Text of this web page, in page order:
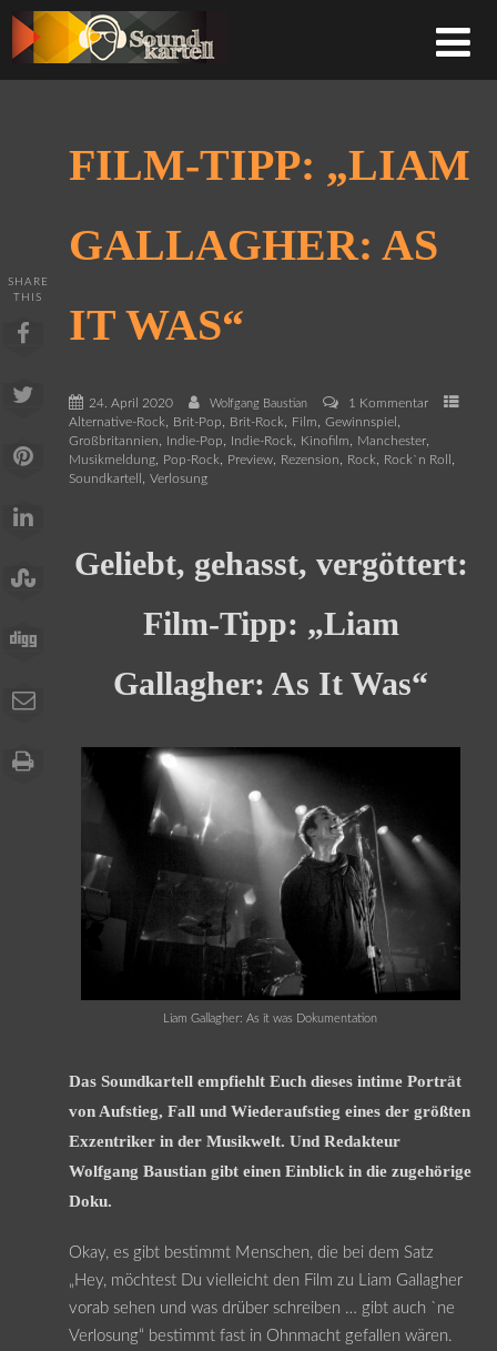
FILM-TIPP: „LIAM
GALLAGHER: AS
IT WAS“
24. April 2020 Wolfgang Baustian
1 Kommentar
Alternative-Rock, Brit-Pop, Brit-Rock, Film, Gewinnspiel ,
Großbritannien, Indie-Pop, Indie-Rock, Kinofilm, Manchester,
Musikmeldung, Pop-Rock, Preview, Rezension, Rock, Rock`n Roll ,
Soundkartell , Verlosung
SHARE
THIS
Geliebt, gehasst, vergöttert:
Film-Tipp: „Liam
Gallagher: As It Was“
Liam Gallagher: As it was Dokumentation
Das Soundkartell empfiehlt Euch dieses intime Porträt
von Aufstieg, Fall und Wiederaufstieg eines der größten
Exzentriker in der Musikwelt. Und Redakteur
Wolfgang Baustian gibt einen Einblick in die zugehörige
Doku.
Okay, es gibt bestimmt Menschen, die bei dem Satz
„Hey, möchtest Du vielleicht den Film zu Liam Gallagher
vorab sehen und was drüber schreiben … gibt auch `ne
Verlosung“ bestimmt fast in Ohnmacht gefallen wären.